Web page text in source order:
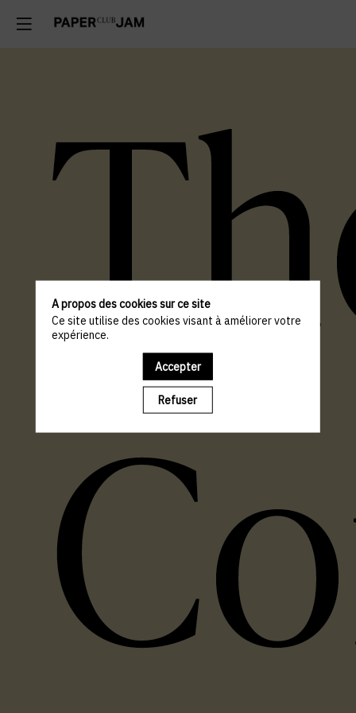
A propos des cookies sur ce site
Ce site utilise des cookies visant à améliorer votre
expérience.
Accepter
Refuser